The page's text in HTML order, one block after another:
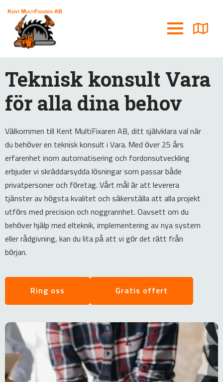
Teknisk konsult Vara
för alla dina behov
Välkommen till Kent MultiFixaren AB, ditt självklara val när
du behöver en teknisk konsult i Vara. Med över 25 års
erfarenhet inom automatisering och fordonsutveckling
erbjuder vi skräddarsydda lösningar som passar både
privatpersoner och företag. Vårt mål är att leverera
tjänster av högsta kvalitet och säkerställa att alla projekt
utförs med precision och noggrannhet. Oavsett om du
behöver hjälp med elteknik, implementering av nya system
eller rådgivning, kan du lita på att vi gör det rätt från
början.
Ring oss Gratis offert